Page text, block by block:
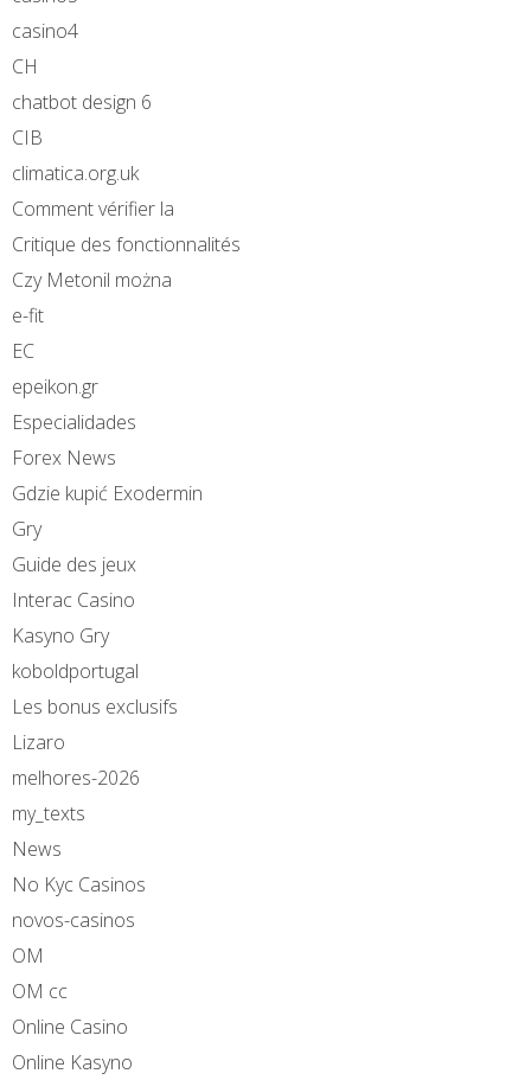
casino4
CH
chatbot design 6
CIB
climatica.org.uk
Comment vérifier la
Critique des fonctionnalités
Czy Metonil można
e-fit
EC
epeikon.gr
Especialidades
Forex News
Gdzie kupić Exodermin
Gry
Guide des jeux
Interac Casino
Kasyno Gry
koboldportugal
Les bonus exclusifs
Lizaro
melhores-2026
my_texts
News
No Kyc Casinos
novos-casinos
OM
OM cc
Online Casino
Online Kasyno